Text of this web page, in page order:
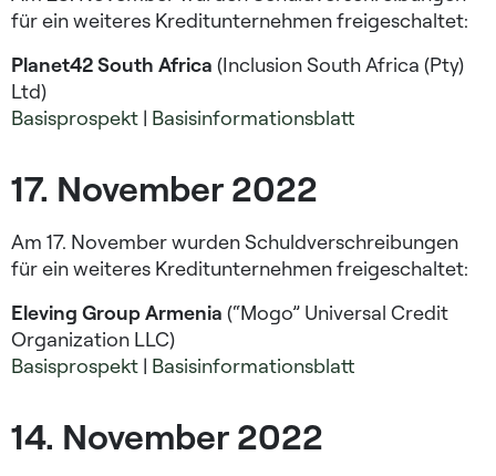
für ein weiteres Kreditunternehmen freigeschaltet:
Planet42 South Africa (Inclusion South Africa (Pty)
Ltd)
Basisprospekt | Basisinformationsblatt
17. November 2022
Am 17. November wurden Schuldverschreibungen
für ein weiteres Kreditunternehmen freigeschaltet:
Eleving Group Armenia (“Mogo” Universal Credit
Organization LLC)
Basisprospekt | Basisinformationsblatt
14. November 2022